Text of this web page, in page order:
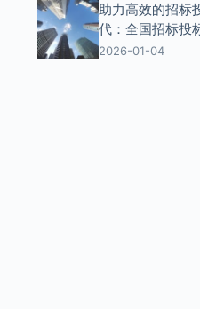
助力高效的招标
代：全国招标投
2026-01-04